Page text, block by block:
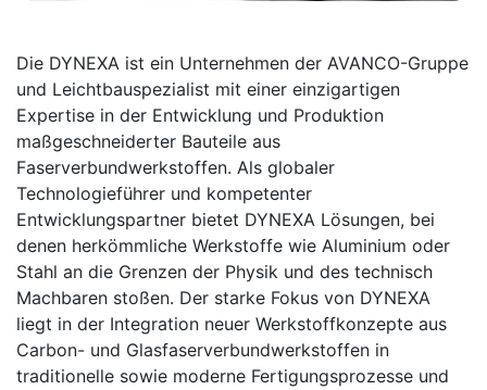
Die DYNEXA ist ein Unternehmen der AVANCO-Gruppe
und Leichtbauspezialist mit einer einzigartigen
Expertise in der Entwicklung und Produktion
maßgeschneiderter Bauteile aus
Faserverbundwerkstoffen. Als globaler
Technologieführer und kompetenter
Entwicklungspartner bietet DYNEXA Lösungen, bei
denen herkömmliche Werkstoffe wie Aluminium oder
Stahl an die Grenzen der Physik und des technisch
Machbaren stoßen. Der starke Fokus von DYNEXA
liegt in der Integration neuer Werkstoffkonzepte aus
Carbon- und Glasfaserverbundwerkstoffen in
traditionelle sowie moderne Fertigungsprozesse und